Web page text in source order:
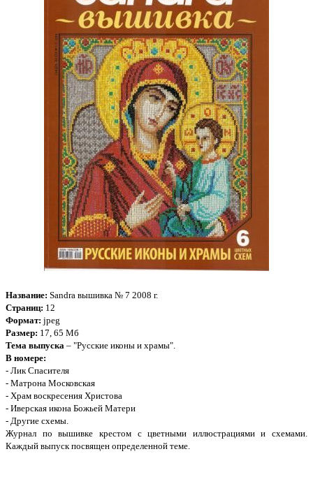
Название: Sandra вышивка № 7 2008 г.
Страниц: 12
Формат: jpeg
Размер: 17, 65 Мб
Тема выпуска – "Русские иконы и храмы".
В номере:
- Лик Спасителя
- Матрона Московская
- Храм воскресения Христова
- Иверская икона Божьей Матери
- Другие схемы.
Журнал по вышивке крестом с цветными иллюстрациями и схемами.
Каждый выпуск посвящен определенной теме.